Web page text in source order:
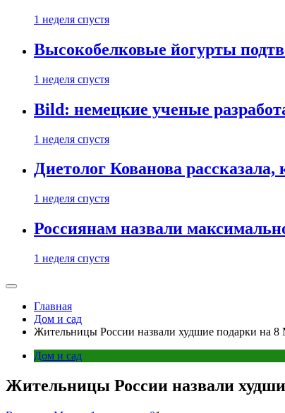
1 неделя спустя
Высокобелковые йогурты
1 неделя спустя
Bild: немецкие ученые
1 неделя спустя
Диетолог Кованова
1 неделя спустя
Россиянам назвали
1 неделя спустя
Главная
Дом и сад
Жительницы России назвали худшие подарки на 8
Дом и сад
Жительницы России назвали